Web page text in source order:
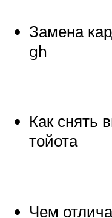
Замена
gh
Как снять
тойота
Чем